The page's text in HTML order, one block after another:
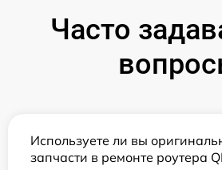
Часто
Используете ли вы
запчасти в ремонте роутера